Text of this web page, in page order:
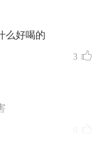
么好喝的
3